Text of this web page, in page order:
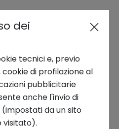
#2
- How to
pitch
dei
tecnici e, previo
di profilazione al
pubblicitarie
anche l'invio di
da un sito
visitato).